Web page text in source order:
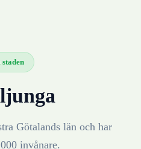
staden
Götalands län och har
invånare.